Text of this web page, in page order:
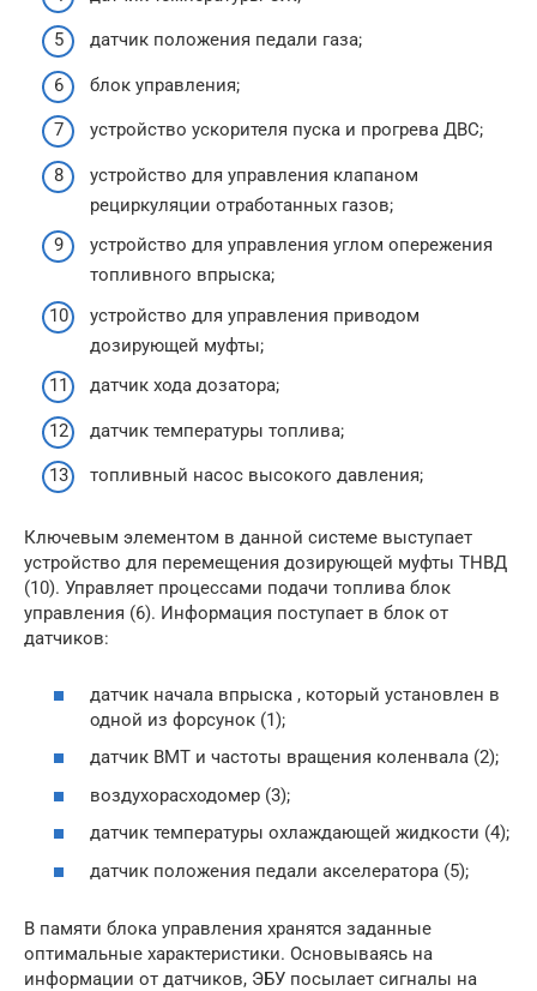
датчик положения педали газа;
блок управления;
устройство ускорителя пуска и прогрева ДВС;
устройство для управления клапаном
рециркуляции отработанных газов;
устройство для управления углом опережения
топливного впрыска;
устройство для управления приводом
дозирующей муфты;
датчик хода дозатора;
датчик температуры топлива;
топливный насос высокого давления;
Ключевым элементом в данной системе выступает
устройство для перемещения дозирующей муфты ТНВД
(10). Управляет процессами подачи топлива блок
управления (6). Информация поступает в блок от
датчиков:
датчик начала впрыска , который установлен в
одной из форсунок (1);
датчик ВМТ и частоты вращения коленвала (2);
воздухорасходомер (3);
датчик температуры охлаждающей жидкости (4);
датчик положения педали акселератора (5);
В памяти блока управления хранятся заданные
оптимальные характеристики. Основываясь на
информации от датчиков, ЭБУ посылает сигналы на